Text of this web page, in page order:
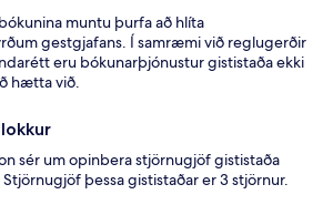
muntu þurfa að hlíta
gestgjafans. Í samræmi við reglugerðir
eru bókunarþjónustur gististaða ekki
hætta við.
sér um opinbera stjörnugjöf gististaða
þessa gististaðar er 3 stjörnur.